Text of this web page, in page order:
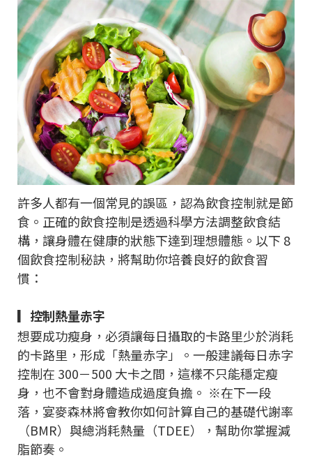
許多人都有一個常見的誤區，認為飲食控制就是節
食。正確的飲食控制是透過科學方法調整飲食結
構，讓身體在健康的狀態下達到理想體態。以下 8
個飲食控制秘訣，將幫助你培養良好的飲食習
慣：
▎控制熱量赤字
想要成功瘦身，必須讓每日攝取的卡路里少於消耗
的卡路里，形成「熱量赤字」。一般建議每日赤字
控制在 300－500 大卡之間，這樣不只能穩定瘦
身，也不會對身體造成過度負擔。 ※在下一段
落，宴麥森林將會教你如何計算自己的基礎代謝率
（BMR）與總消耗熱量（TDEE），幫助你掌握減
脂節奏。